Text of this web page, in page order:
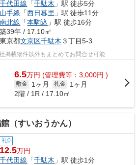
千代田線 「千駄木 」駅 徒歩5分
山手線 「西日暮里 」駅 徒歩11分
南北線 「本駒込 」駅 徒歩16分
築39年 / 17.10㎡
東京都文京区千駄木 ３丁目5-3
載物件以外もまとめてお問合せ可能
6.5万円 (管理費等：3,000円 )
敷金 1ヶ月 礼金
1ヶ月
2階 / 1R / 17.10㎡
（すいおうかん）
礼0
12.5万円
千代田線 「千駄木 」駅 徒歩1分